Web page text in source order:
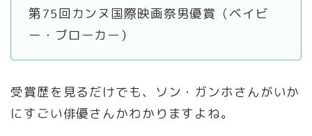
第75回カンヌ国際映画祭男優賞（ベイビ
ー・ブローカー）
受賞歴を見るだけでも、ソン・ガンホさんがいか
にすごい俳優さんかわかりますよね。